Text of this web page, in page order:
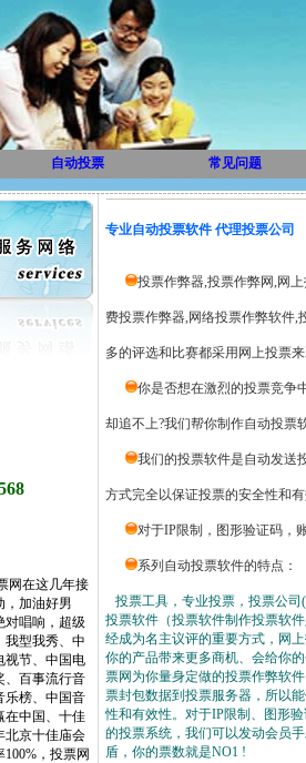
自动投票 常见问题
在这几年接
，加油好男
对唱响，超级
我型我秀、中
视节、中国电
、百事流行音
乐榜、中国音
在中国、十佳
北京十佳庙会
，投票网
专业自动投票软件 代理投票公司
投票作弊器,投票作弊网,网
费投票作弊器,网络投票作弊软件
多的评选和比赛都采用网上投票
你是否想在激烈的投票竞争
却追不上?我们帮你制作自动投票
我们的投票软件是自动发送
方式完全以保证投票的安全性和
对于IP限制，图形验证码，
系列自动投票软件的特点：
投票工具，专业投票，投票公
投票软件（投票软件制作投票软
经成为名主议评的重要方式，网
你的产品带来更多商机、会给你
票网为你量身定做的投票作弊软
票封包数据到投票服务器，所以
性和有效性。对于IP限制、图形
的投票系统，我们可以发动会员
盾，你的票数就是NO1 !